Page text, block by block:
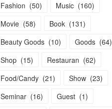
Fashion (50) Music (160)
Movie (58) Book (131)
Beauty Goods (10) Goods (64)
Shop (15) Restauran (62)
Food/Candy (21) Show (23)
Seminar (16) Guest (1)